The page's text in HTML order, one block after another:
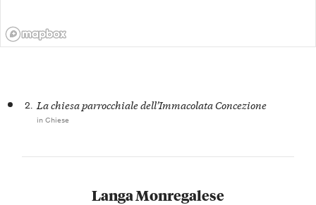
Langa Monregalese
2. La chiesa parrocchiale dell’Immacolata Concezione
in Chiese